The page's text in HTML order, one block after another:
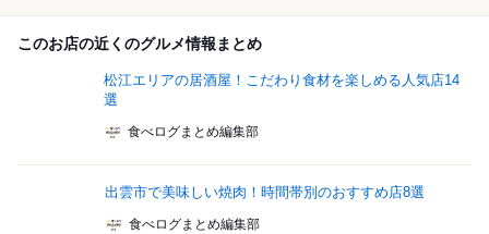
このお店の近くのグルメ情報まとめ
松江エリアの居酒屋！こだわり食材を楽しめる人気店14
選
食べログまとめ編集部
出雲市で美味しい焼肉！時間帯別のおすすめ店8選
食べログまとめ編集部